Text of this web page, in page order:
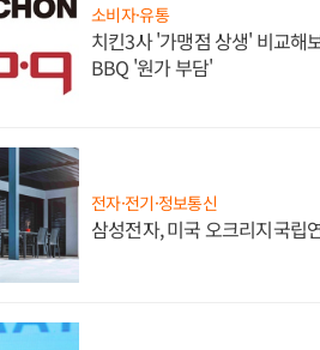
소비자·유통
치킨3사 '가맹점 상생' 비교해
BBQ '원가 부담'
전자·전기·정보통신
삼성전자, 미국 오크리지국립